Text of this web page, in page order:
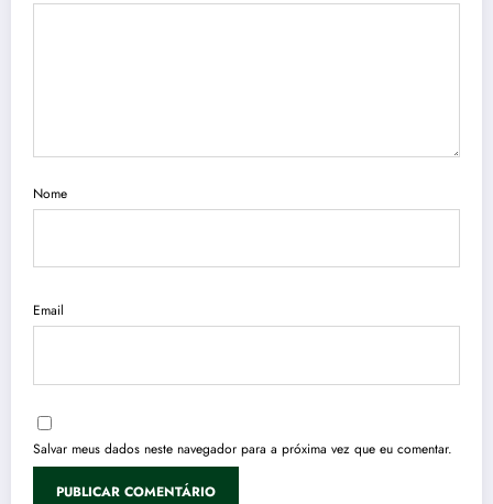
Nome
Email
Salvar meus dados neste navegador para a próxima vez que eu comentar.